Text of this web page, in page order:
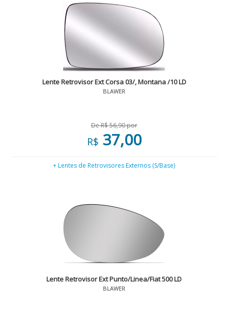
Lente Retrovisor Ext Corsa 03/, Montana /10 LD
BLAWER
De R$ 56,90 por
R$ 37,00
+ Lentes de Retrovisores Externos (S/Base)
Lente Retrovisor Ext Punto/Linea/Fiat 500 LD
BLAWER